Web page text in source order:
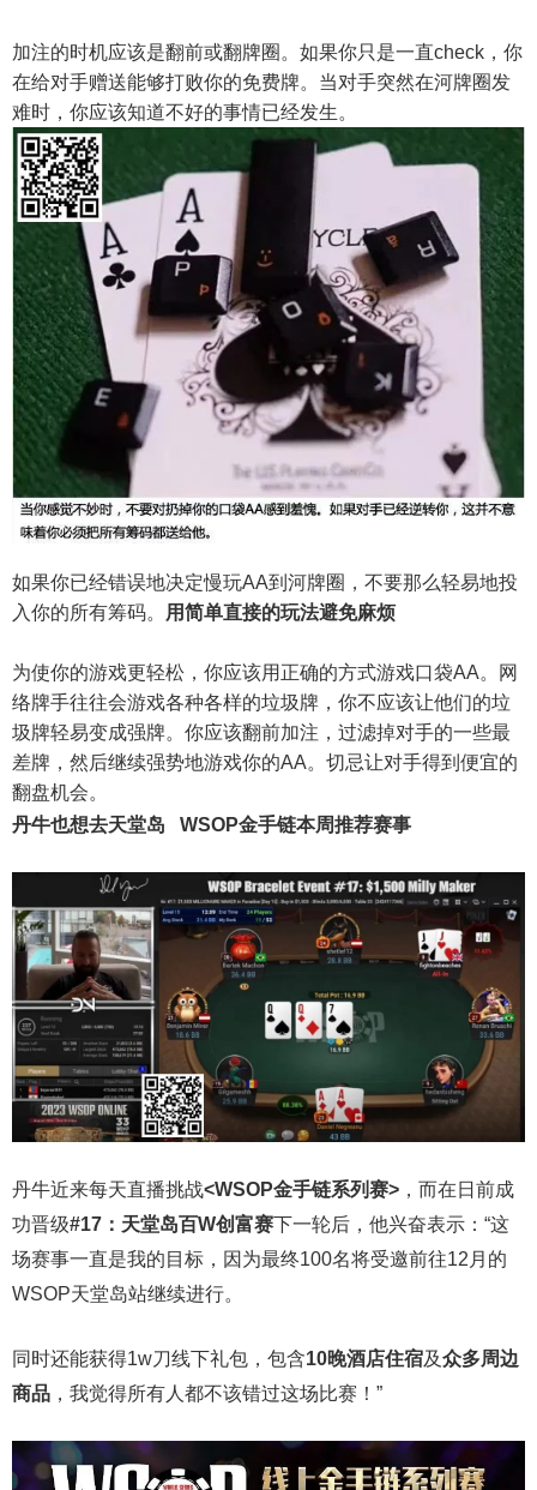
加注的时机应该是翻前或翻牌圈。如果你只是一直check，你
在给对手赠送能够打败你的免费牌。当对手突然在河牌圈发
难时，你应该知道不好的事情已经发生。
如果你已经错误地决定慢玩AA到河牌圈，不要那么轻易地投
入你的所有筹码。
用简单直接的玩法避免麻烦
为使你的游戏更轻松，你应该用正确的方式游戏口袋AA。网
络牌手往往会游戏各种各样的垃圾牌，你不应该让他们的垃
圾牌轻易变成强牌。你应该翻前加注，过滤掉对手的一些最
差牌，然后继续强势地游戏你的AA。切忌让对手得到便宜的
翻盘机会。
丹牛也想去天堂岛 WSOP金手链本周推荐赛事
丹牛近来每天直播挑战<WSOP金手链系列赛> ，而在日前成
功晋级#17：天堂岛百W创富赛下一轮后，他兴奋表示：“这
场赛事一直是我的目标，因为最终100名将受邀前往12月的
WSOP天堂岛站继续进行。
同时还能获得1w刀线下礼包，包含10晚酒店住宿及众多周边
商品 ，我觉得所有人都不该错过这场比赛！”